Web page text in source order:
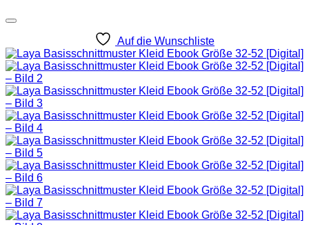
Auf die Wunschliste